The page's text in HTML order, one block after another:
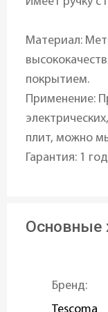
Материал:
покрытием.
Применение:
плит, можно
Гарантия: 1
Основные
Бренд: